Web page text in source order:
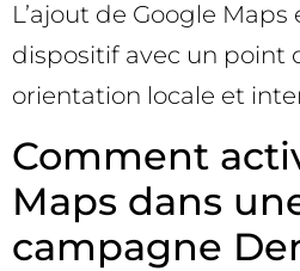
L’ajout de Google
dispositif avec un point
orientation locale et
Comment
Maps dans
campagne